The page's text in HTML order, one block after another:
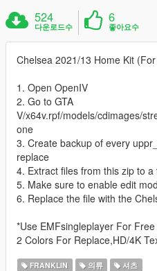
524
다운로드수
6
좋아요수
Chelsea 2021/13 Home Kit
1. Open OpenIV
2. Go to GTA
V/x64v.rpf/models/cdimages/
one
3. Create backup of every
replace
4. Extract files from this zip to a
5. Make sure to enable edit
6. Replace the file with the
*Use EMFsingleplayer For
2 Colors For Replace,HD/4K
FRANKLIN 의류 셔츠